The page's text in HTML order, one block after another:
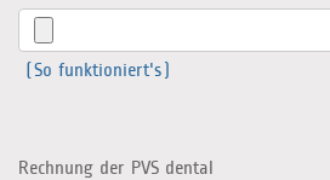
(So funktioniert's)
Rechnung der PVS dental